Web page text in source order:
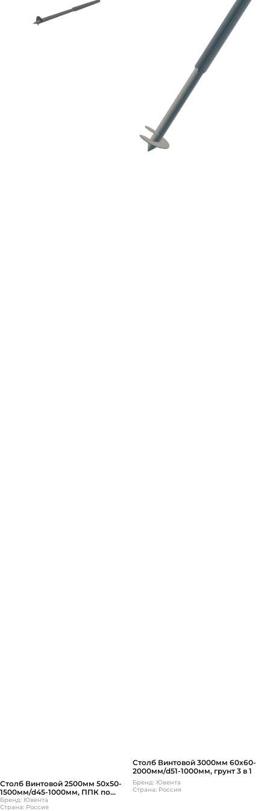
Столб Винтовой 2500мм 50х50-
1500мм/d45-1000мм, ППК по
каталогу RAL
Бренд: Ювента
Страна: Россия
Столб Винтовой 3000мм 60х60-
2000мм/d51-1000мм, грунт 3 в 1
Бренд: Ювента
Страна: Россия